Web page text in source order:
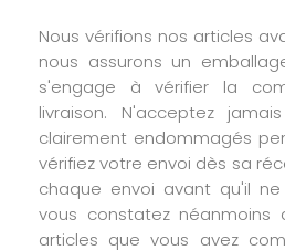
Nous vérifions nos articles
nous assurons un
s'engage à vérifier la
livraison. N'acceptez
clairement endommagés
vérifiez votre envoi dès sa
chaque envoi avant qu'il
vous constatez néanmoins
articles que vous avez